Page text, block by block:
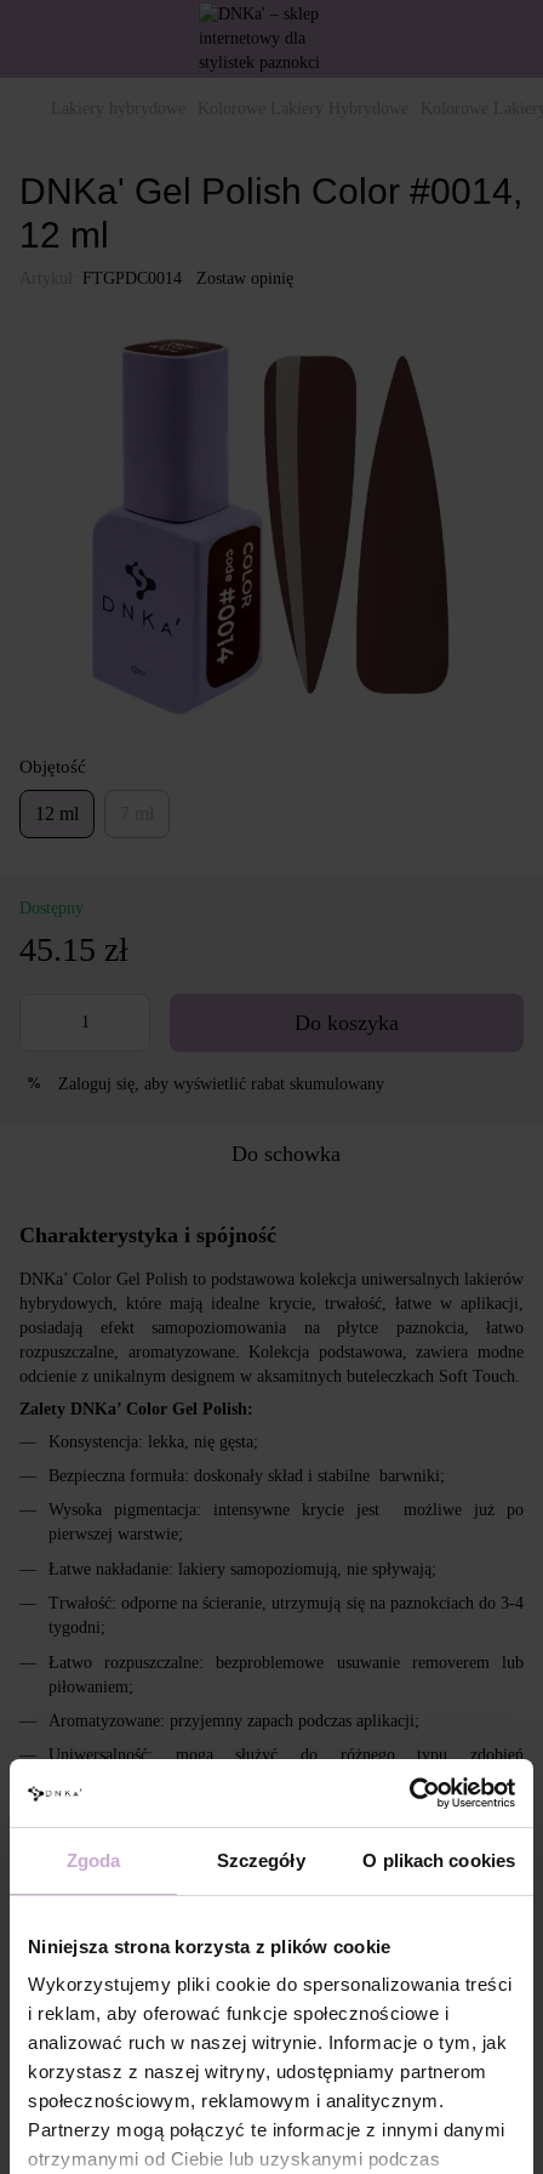
Zgoda Szczegóły O plikach cookies
Niniejsza strona korzysta z plików cookie
Wykorzystujemy pliki cookie do spersonalizowania treści
i reklam, aby oferować funkcje społecznościowe i
analizować ruch w naszej witrynie. Informacje o tym, jak
korzystasz z naszej witryny, udostępniamy partnerom
społecznościowym, reklamowym i analitycznym.
Partnerzy mogą połączyć te informacje z innymi danymi
otrzymanymi od Ciebie lub uzyskanymi podczas
DNKa' Gel Polish Color #0014,
12 ml
FTGPDC0014 Zostaw opinię
Objętość
12 ml
Dostępny
45.15 zł
Do koszyka
% Zaloguj się , aby wyświetlić rabat skumulowany
Do schowka
Charakterystyka i spójność
DNKa’ Color Gel Polish to podstawowa kolekcja uniwersalnych lakierów
hybrydowych, które mają idealne krycie, trwałość, łatwe w aplikacji,
posiadają efekt samopoziomowania na płytce paznokcia, łatwo
rozpuszczalne, aromatyzowane. Kolekcja podstawowa, zawiera modne
odcienie z unikalnym designem w aksamitnych buteleczkach Soft Touch.
Zalety DNKa’ Color Gel Polish:
Konsystencja: lekka, nię gęsta;
Bezpieczna formuła: doskonały skład i stabilne barwniki;
Wysoka pigmentacja: intensywne krycie jest możliwe już po
pierwszej warstwie;
Łatwe nakładanie: lakiery samopoziomują, nie spływają;
Trwałość: odporne na ścieranie, utrzymują się na paznokciach do 3-4
tygodni;
Łatwo rozpuszczalne: bezproblemowe usuwanie removerem lub
piłowaniem;
Aromatyzowane: przyjemny zapach podczas aplikacji;
Uniwersalność: mogą służyć do różnego typu zdobień
Lekka warstwa lepka: ułatwia wykonanie zdobień bez konieczności
Cechy
Skład
ACRYLATES COPOLYMER,
TRIMETHYLBENZOYL DITOLYLPHOSPHINE
OXIDE, POLYETHYLENE TEREPHTHALATE,
MICA, SILICA, DIMETHICONE, BENTONITE,
+/- CI 77163, CI 77491, CI 77492, CI 77891, CI
77000, CI 77007, CI 77266, CI 73360, CI 15850,
CI 15880
Technologia
aplikacji №1
Na zmatowioną, oczyszczoną powierzchnię
paznokcia zaaplikować DNKa’ Dehydrator -1